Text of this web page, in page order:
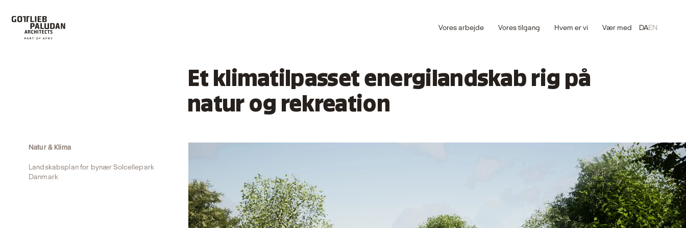
Vores arbejde Vores tilgang Hvem er vi Vær med DAEN
Et klimatilpasset energilandskab rig på
natur og rekreation
Natur & Klima
Landskabsplan for bynær Solcellepark
Danmark